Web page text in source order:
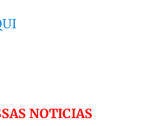
NOTICIAS